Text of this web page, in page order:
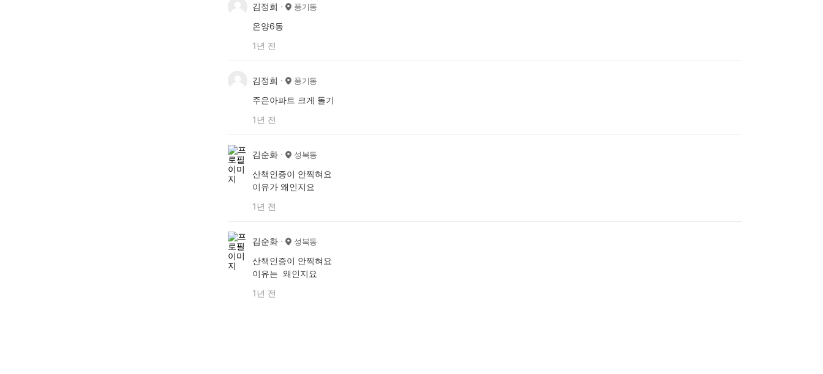
김정희 풍기동
온양6동
1년 전
김정희 풍기동
주은아파트 크게 돌기
1년 전
김순화 성복동
산책인증이 안찍혀요
이유가 왜인지요
1년 전
김순화 성복동
산책인증이 안찍혀요
이유는 왜인지요
1년 전